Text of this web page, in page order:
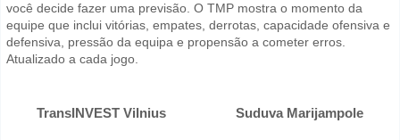
você decide fazer uma previsão. O TMP mostra o momento da
equipe que inclui vitórias, empates, derrotas, capacidade ofensiva e
defensiva, pressão da equipa e propensão a cometer erros.
Atualizado a cada jogo.
TransINVEST Vilnius Suduva Marijampole